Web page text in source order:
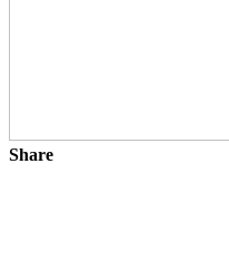
Share